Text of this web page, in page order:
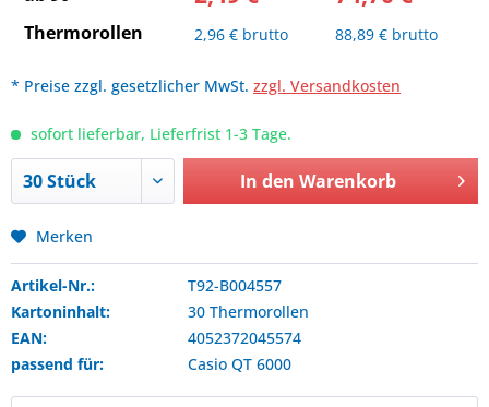
Thermorollen
2,96 € brutto 88,89 € brutto
* Preise zzgl. gesetzlicher MwSt. zzgl. Versandkosten
sofort lieferbar, Lieferfrist 1-3 Tage.
In den Warenkorb
Merken
Artikel-Nr.:
T92-B004557
Kartoninhalt:
30 Thermorollen
EAN:
4052372045574
passend für:
Casio QT 6000